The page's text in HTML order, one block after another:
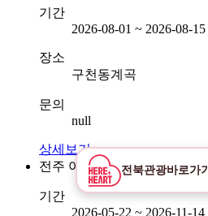
기간
2026-08-01 ~ 2026-08-15
장소
구천동계곡
문의
null
상세보기
전주 야간 관광 프로그램
기간
2026-05-22 ~ 2026-11-14
전북관광바로가기